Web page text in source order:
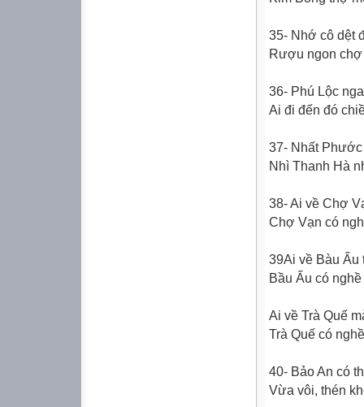
35- Nhớ cô dệt
Rượu ngon
36- Phú Lộc
Ai đi đến đó
37- Nhất
Nhì Thanh Hà
38- Ai về Chợ
Chợ Vạn có
39Ai về Bàu Ấu
Bầu Ấu có
Ai về Trà Quế
Trà Quế có
40- Bảo An có
Vừa vôi, thén